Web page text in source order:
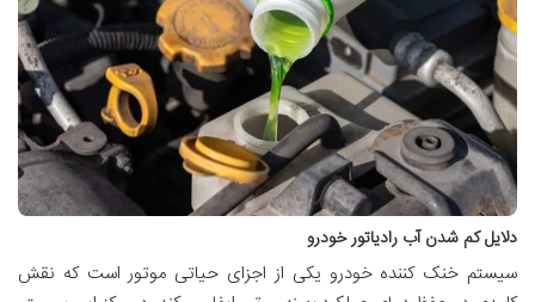
دلایل کم شدن آب رادیاتور خودرو
سیستم خنک کننده خودرو یکی از اجزای حیاتی موتور است که نقش